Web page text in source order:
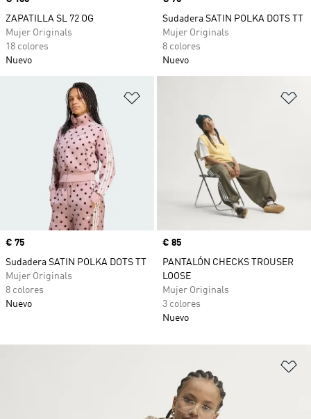
ZAPATILLA SL 72 OG
Mujer Originals
18 colores
Nuevo
Sudadera SATIN POLKA DOTS TT
Mujer Originals
8 colores
Nuevo
Precio
€ 75
Sudadera SATIN POLKA DOTS TT
Mujer Originals
8 colores
Nuevo
Precio
€ 85
PANTALÓN CHECKS TROUSER
LOOSE
Mujer Originals
3 colores
Nuevo